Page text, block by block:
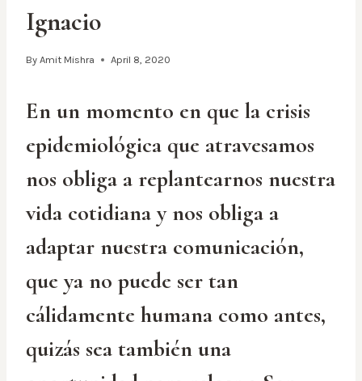
Ignacio
By Amit Mishra April 8, 2020
En un momento en que la crisis
epidemiológica que atravesamos
nos obliga a replantearnos nuestra
vida cotidiana y nos obliga a
adaptar nuestra comunicación,
que ya no puede ser tan
cálidamente humana como antes,
quizás sea también una